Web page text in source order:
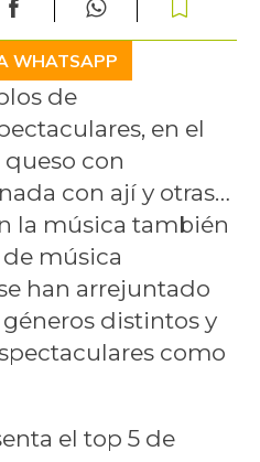
WHATSAPP
de
en el
con
con ají y otras…
la música también
de música
han arrejuntado
distintos y
como
el top 5 de